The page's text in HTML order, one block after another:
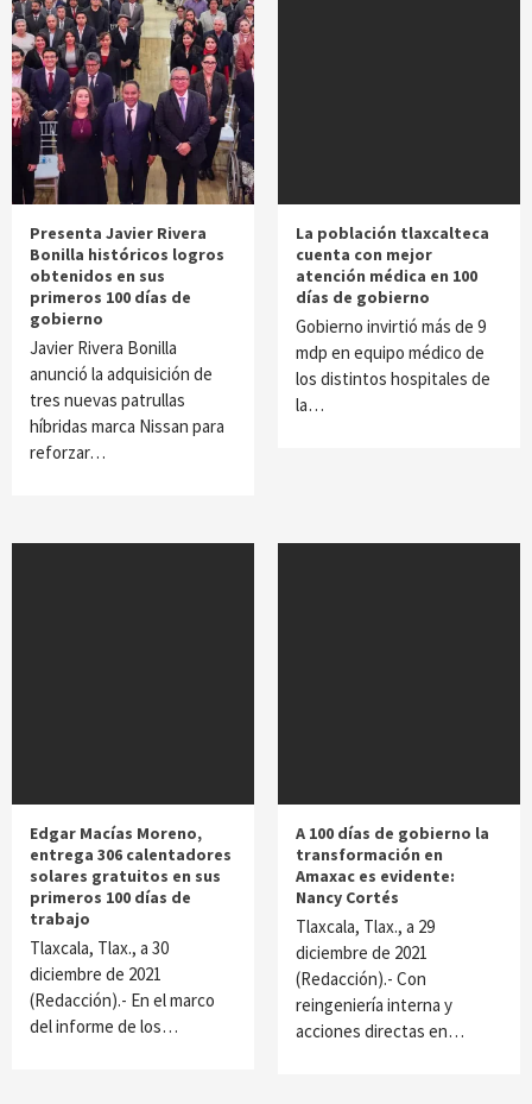
Presenta Javier Rivera
Bonilla históricos logros
obtenidos en sus
primeros 100 días de
gobierno
Javier Rivera Bonilla
anunció la adquisición de
tres nuevas patrullas
híbridas marca Nissan para
reforzar…
La población tlaxcalteca
cuenta con mejor
atención médica en 100
días de gobierno
Gobierno invirtió más de 9
mdp en equipo médico de
los distintos hospitales de
la…
Edgar Macías Moreno,
entrega 306 calentadores
solares gratuitos en sus
primeros 100 días de
trabajo
Tlaxcala, Tlax., a 30
diciembre de 2021
(Redacción).- En el marco
del informe de los…
A 100 días de gobierno la
transformación en
Amaxac es evidente:
Nancy Cortés
Tlaxcala, Tlax., a 29
diciembre de 2021
(Redacción).- Con
reingeniería interna y
acciones directas en…